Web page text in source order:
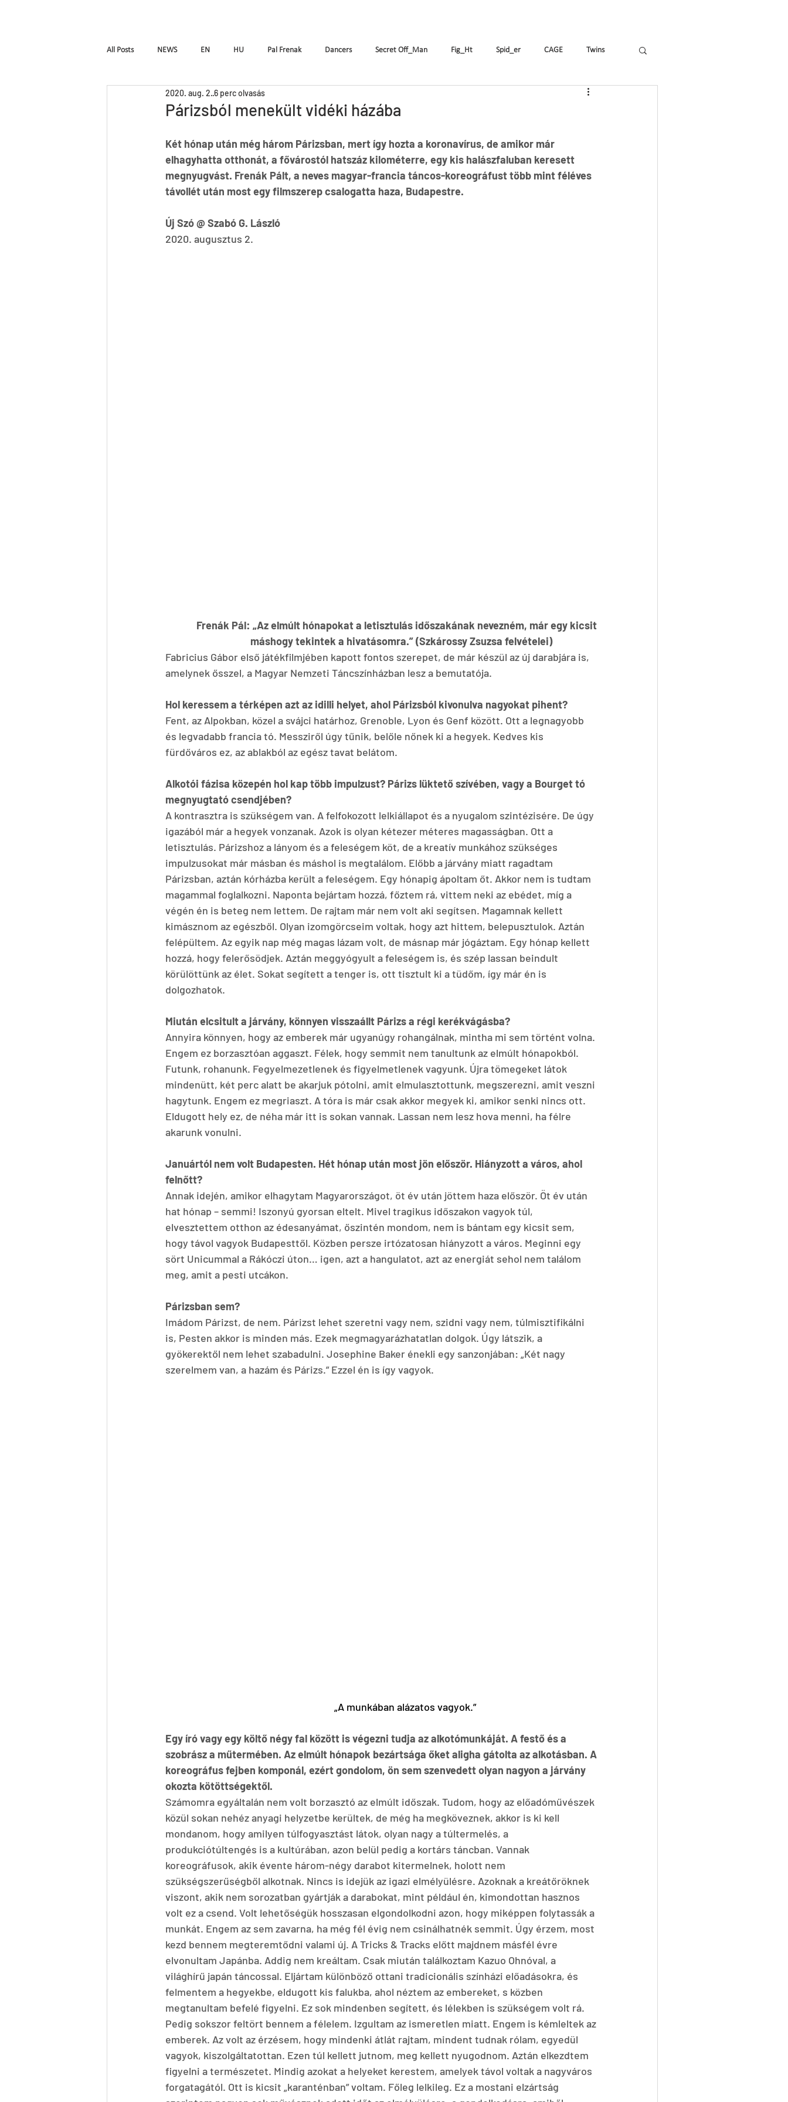
All Posts NEWS EN HU Pal Frenak Dancers Secret Off_Man Fig_Ht Spid_er CAGE Twins
Hymen Seven
A fából faragott királyfi Instinct CrAzyRunnErs Who Cares About Pál Frenák
Párizsból menekült vidéki házába
2020. aug. 2.6 perc olvasás
Két hónap után még három Párizsban, mert így hozta a koronavírus, de amikor már
elhagyhatta otthonát, a fővárostól hatszáz kilométerre, egy kis halászfaluban keresett
megnyugvást. Frenák Pált, a neves magyar-francia táncos-koreográfust több mint féléves
távollét után most egy filmszerep csalogatta haza, Budapestre.
Új Szó @ Szabó G. László
2020. augusztus 2.
Frenák Pál: „Az elmúlt hónapokat a letisztulás időszakának nevezném, már egy kicsit
máshogy tekintek a hivatásomra.” (Szkárossy Zsuzsa felvételei)
Fabricius Gábor első játékfilmjében kapott fontos szerepet, de már készül az új darabjára is,
amelynek ősszel, a Magyar Nemzeti Táncszínházban lesz a bemutatója.
Hol keressem a térképen azt az idilli helyet, ahol Párizsból kivonulva nagyokat pihent?
Fent, az Alpokban, közel a svájci határhoz, Grenoble, Lyon és Genf között. Ott a legnagyobb
és legvadabb francia tó. Messziről úgy tűnik, belőle nőnek ki a hegyek. Kedves kis
fürdőváros ez, az ablakból az egész tavat belátom.
Alkotói fázisa közepén hol kap több impulzust? Párizs lüktető szívében, vagy a Bourget tó
megnyugtató csendjében?
A kontrasztra is szükségem van. A felfokozott lelkiállapot és a nyugalom szintézisére. De úgy
igazából már a hegyek vonzanak. Azok is olyan kétezer méteres magasságban. Ott a
letisztulás. Párizshoz a lányom és a feleségem köt, de a kreatív munkához szükséges
impulzusokat már másban és máshol is megtalálom. Előbb a járvány miatt ragadtam
Párizsban, aztán kórházba került a feleségem. Egy hónapig ápoltam őt. Akkor nem is tudtam
magammal foglalkozni. Naponta bejártam hozzá, főztem rá, vittem neki az ebédet, míg a
végén én is beteg nem lettem. De rajtam már nem volt aki segítsen. Magamnak kellett
kimásznom az egészből. Olyan izomgörcseim voltak, hogy azt hittem, belepusztulok. Aztán
felépültem. Az egyik nap még magas lázam volt, de másnap már jógáztam. Egy hónap kellett
hozzá, hogy felerősödjek. Aztán meggyógyult a feleségem is, és szép lassan beindult
körülöttünk az élet. Sokat segített a tenger is, ott tisztult ki a tüdőm, így már én is
dolgozhatok.
Miután elcsitult a járvány, könnyen visszaállt Párizs a régi kerékvágásba?
Annyira könnyen, hogy az emberek már ugyanúgy rohangálnak, mintha mi sem történt volna.
Engem ez borzasztóan aggaszt. Félek, hogy semmit nem tanultunk az elmúlt hónapokból.
Futunk, rohanunk. Fegyelmezetlenek és figyelmetlenek vagyunk. Újra tömegeket látok
mindenütt, két perc alatt be akarjuk pótolni, amit elmulasztottunk, megszerezni, amit veszni
hagytunk. Engem ez megriaszt. A tóra is már csak akkor megyek ki, amikor senki nincs ott.
Eldugott hely ez, de néha már itt is sokan vannak. Lassan nem lesz hova menni, ha félre
akarunk vonulni.
Januártól nem volt Budapesten. Hét hónap után most jön először. Hiányzott a város, ahol
felnőtt?
Annak idején, amikor elhagytam Magyarországot, öt év után jöttem haza először. Öt év után
hat hónap – semmi! Iszonyú gyorsan eltelt. Mivel tragikus időszakon vagyok túl,
elvesztettem otthon az édesanyámat, őszintén mondom, nem is bántam egy kicsit sem,
hogy távol vagyok Budapesttől. Közben persze irtózatosan hiányzott a város. Meginni egy
sört Unicummal a Rákóczi úton… igen, azt a hangulatot, azt az energiát sehol nem találom
meg, amit a pesti utcákon.
Párizsban sem?
Imádom Párizst, de nem. Párizst lehet szeretni vagy nem, szidni vagy nem, túlmisztifikálni
is, Pesten akkor is minden más. Ezek megmagyarázhatatlan dolgok. Úgy látszik, a
gyökerektől nem lehet szabadulni. Josephine Baker énekli egy sanzonjában: „Két nagy
szerelmem van, a hazám és Párizs.” Ezzel én is így vagyok.
                                                                        „A munkában alázatos vagyok.”
Egy író vagy egy költő négy fal között is végezni tudja az alkotómunkáját. A festő és a
szobrász a műtermében. Az elmúlt hónapok bezártsága őket aligha gátolta az alkotásban. A
koreográfus fejben komponál, ezért gondolom, ön sem szenvedett olyan nagyon a járvány
okozta kötöttségektől.
Számomra egyáltalán nem volt borzasztó az elmúlt időszak. Tudom, hogy az előadóművészek
közül sokan nehéz anyagi helyzetbe kerültek, de még ha megköveznek, akkor is ki kell
mondanom, hogy amilyen túlfogyasztást látok, olyan nagy a túltermelés, a
produkciótúltengés is a kultúrában, azon belül pedig a kortárs táncban. Vannak
koreográfusok, akik évente három-négy darabot kitermelnek, holott nem
szükségszerűségből alkotnak. Nincs is idejük az igazi elmélyülésre. Azoknak a kreátőröknek
viszont, akik nem sorozatban gyártják a darabokat, mint például én, kimondottan hasznos
volt ez a csend. Volt lehetőségük hosszasan elgondolkodni azon, hogy miképpen folytassák a
munkát. Engem az sem zavarna, ha még fél évig nem csinálhatnék semmit. Úgy érzem, most
kezd bennem megteremtődni valami új. A Tricks & Tracks előtt majdnem másfél évre
elvonultam Japánba. Addig nem kreáltam. Csak miután találkoztam Kazuo Ohnóval, a
világhírű japán táncossal. Eljártam különböző ottani tradicionális színházi előadásokra, és
felmentem a hegyekbe, eldugott kis falukba, ahol néztem az embereket, s közben
megtanultam befelé figyelni. Ez sok mindenben segített, és lélekben is szükségem volt rá.
Pedig sokszor feltört bennem a félelem. Izgultam az ismeretlen miatt. Engem is kémleltek az
emberek. Az volt az érzésem, hogy mindenki átlát rajtam, mindent tudnak rólam, egyedül
vagyok, kiszolgáltatottan. Ezen túl kellett jutnom, meg kellett nyugodnom. Aztán elkezdtem
figyelni a természetet. Mindig azokat a helyeket kerestem, amelyek távol voltak a nagyváros
forgatagától. Ott is kicsit „karanténban” voltam. Főleg lelkileg. Ez a mostani elzártság